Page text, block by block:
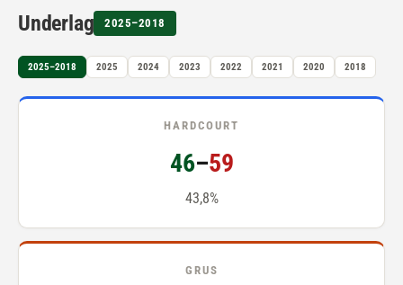
Underlag 2025–2018
2025–2018 2025 2024 2023 2022 2021 2020 2018
HARDCOURT
46–59
43,8%
GRUS